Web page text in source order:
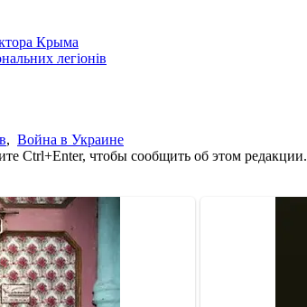
Крыма
легіонів
, Война в Украине
Ctrl+Enter, чтобы сообщить об этом редакции.